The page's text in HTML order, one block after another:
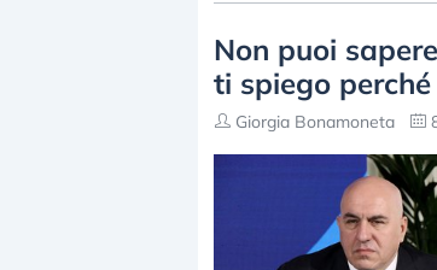
Non puoi
ti spiego perché
Giorgia Bonamoneta